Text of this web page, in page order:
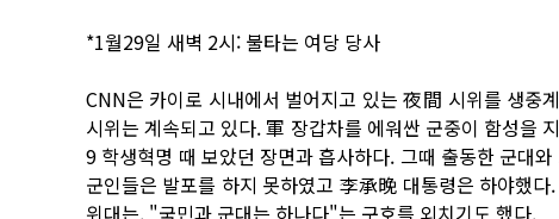
*1월29일 새벽 2시: 불타는 여당 당사
CNN은 카이로 시내에서 벌어지고 있는 夜間 시위를 생중
시위는 계속되고 있다. 軍 장갑차를 에워싼 군중이 함성을
9 학생혁명 때 보았던 장면과 흡사하다. 그때 출동한 군대
군인들은 발포를 하지 못하였고 李承晩 대통령은 하야했
위대는, "국민과 군대는 하나다"는 구호를 외치기도 했다.